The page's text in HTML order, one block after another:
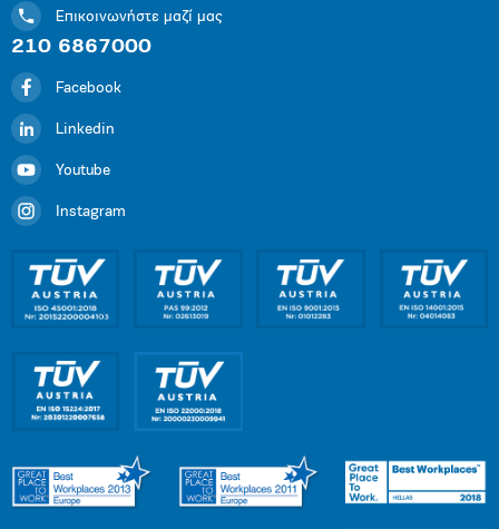
Επικοινωνήστε μαζί μας
210 6867000
Facebook
Linkedin
Youtube
Instagram